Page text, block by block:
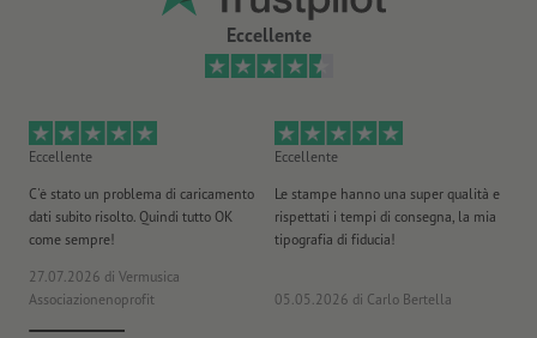
Eccellente
Eccellente
C'è stato un problema di caricamento
dati subito risolto. Quindi tutto OK
come sempre!
27.07.2026 di Vermusica
Associazionenoprofit
Eccellente
Le stampe hanno una super qualità e
rispettati i tempi di consegna, la mia
tipografia di fiducia!
05.05.2026 di Carlo Bertella